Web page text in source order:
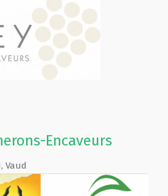
Encaveurs
, Vaud